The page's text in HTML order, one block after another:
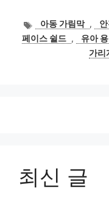
태
그
아동 가림막 ,
페이스 쉴드 , 유아
가리
최신 글